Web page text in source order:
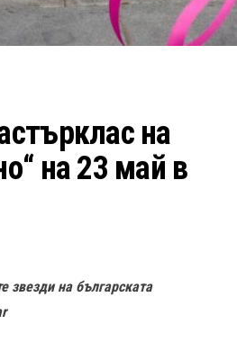
на
на 23 май в
на българската